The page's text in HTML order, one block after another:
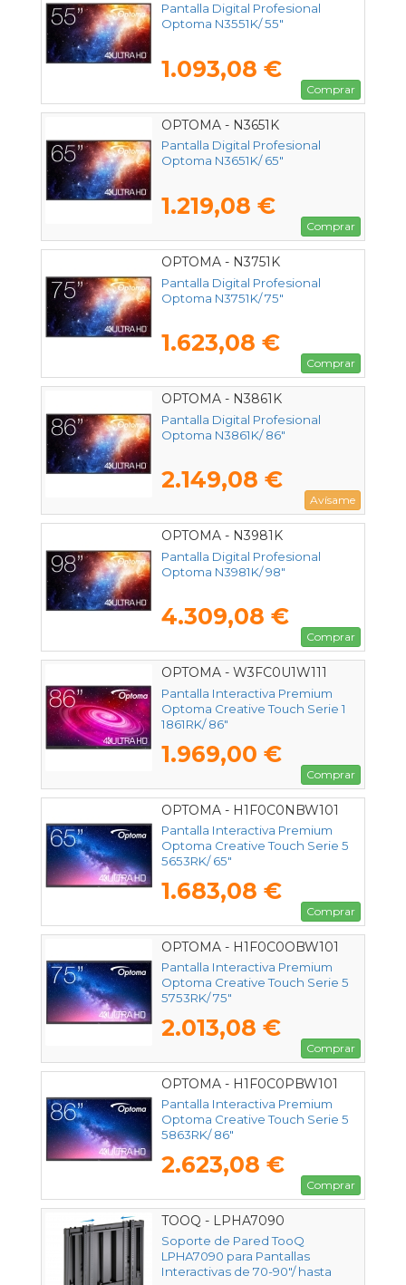
Pantalla Digital Profesional
Optoma N3551K/ 55"
1.093,08 €
Comprar
OPTOMA - N3651K
Pantalla Digital Profesional
Optoma N3651K/ 65"
1.219,08 €
Comprar
OPTOMA - N3751K
Pantalla Digital Profesional
Optoma N3751K/ 75"
1.623,08 €
Comprar
OPTOMA - N3861K
Pantalla Digital Profesional
Optoma N3861K/ 86"
2.149,08 €
Avísame
OPTOMA - N3981K
Pantalla Digital Profesional
Optoma N3981K/ 98"
4.309,08 €
Comprar
OPTOMA - W3FC0U1W111
Pantalla Interactiva Premium
Optoma Creative Touch Serie 1
1861RK/ 86"
1.969,00 €
Comprar
OPTOMA - H1F0C0NBW101
Pantalla Interactiva Premium
Optoma Creative Touch Serie 5
5653RK/ 65"
1.683,08 €
Comprar
OPTOMA - H1F0C0OBW101
Pantalla Interactiva Premium
Optoma Creative Touch Serie 5
5753RK/ 75"
2.013,08 €
Comprar
OPTOMA - H1F0C0PBW101
Pantalla Interactiva Premium
Optoma Creative Touch Serie 5
5863RK/ 86"
2.623,08 €
Comprar
TOOQ - LPHA7090
Soporte de Pared TooQ
LPHA7090 para Pantallas
Interactivas de 70-90"/ hasta